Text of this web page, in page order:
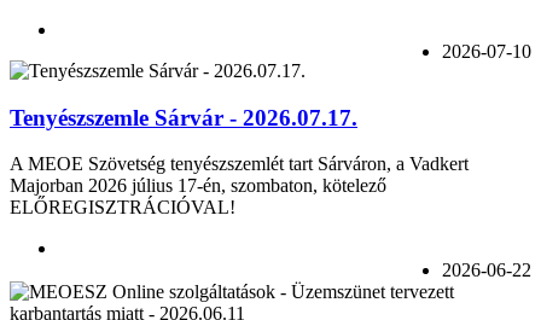
2026-07-10
Tenyészszemle Sárvár - 2026.07.17.
A MEOE Szövetség tenyészszemlét tart Sárváron, a Vadkert
Majorban 2026 július 17-én, szombaton, kötelező
ELŐREGISZTRÁCIÓVAL!
2026-06-22